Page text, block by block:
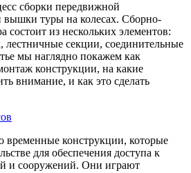
сборки передвижной
вышки туры на колесах. Сборно-
состоит из нескольких элементов:
лестничные секции, соединительные
мы наглядно покажем как
конструкции, на какие
внимание, и как это сделать
временные конструкции, которые
для обеспечения доступа к
и сооружений. Они играют